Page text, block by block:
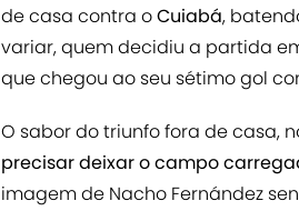
de casa contra oCuiabá,
variar, quem decidiu a partida
que chegou ao seu sétimo gol
O sabor do triunfo fora de casa,
precisar deixar o campo
imagem de Nacho Fernández